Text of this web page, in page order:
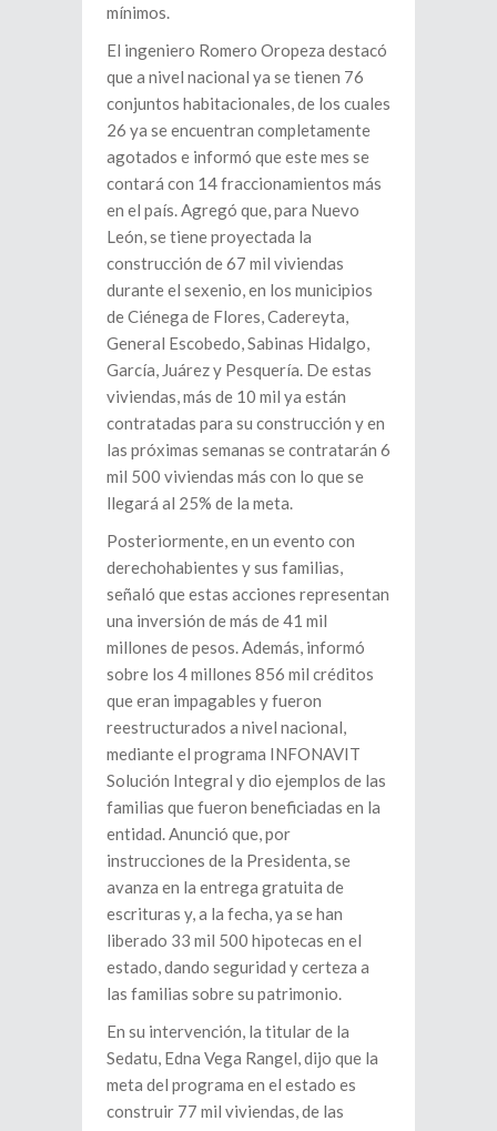
mínimos.
El ingeniero Romero Oropeza destacó
que a nivel nacional ya se tienen 76
conjuntos habitacionales, de los cuales
26 ya se encuentran completamente
agotados e informó que este mes se
contará con 14 fraccionamientos más
en el país. Agregó que, para Nuevo
León, se tiene proyectada la
construcción de 67 mil viviendas
durante el sexenio, en los municipios
de Ciénega de Flores, Cadereyta,
General Escobedo, Sabinas Hidalgo,
García, Juárez y Pesquería. De estas
viviendas, más de 10 mil ya están
contratadas para su construcción y en
las próximas semanas se contratarán 6
mil 500 viviendas más con lo que se
llegará al 25% de la meta.
Posteriormente, en un evento con
derechohabientes y sus familias,
señaló que estas acciones representan
una inversión de más de 41 mil
millones de pesos. Además, informó
sobre los 4 millones 856 mil créditos
que eran impagables y fueron
reestructurados a nivel nacional,
mediante el programa INFONAVIT
Solución Integral y dio ejemplos de las
familias que fueron beneficiadas en la
entidad. Anunció que, por
instrucciones de la Presidenta, se
avanza en la entrega gratuita de
escrituras y, a la fecha, ya se han
liberado 33 mil 500 hipotecas en el
estado, dando seguridad y certeza a
las familias sobre su patrimonio.
En su intervención, la titular de la
Sedatu, Edna Vega Rangel, dijo que la
meta del programa en el estado es
construir 77 mil viviendas, de las